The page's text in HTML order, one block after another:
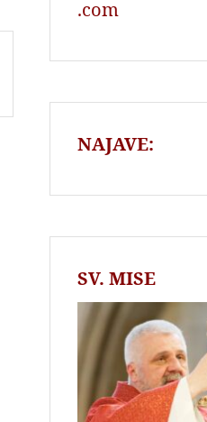
.com
NAJAVE:
SV. MISE